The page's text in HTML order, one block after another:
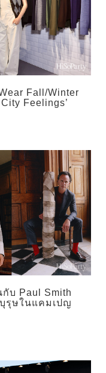
Fall/Winter
Feelings’
บ Paul Smith
รุษในแคมเปญ